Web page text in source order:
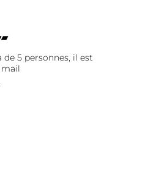
5 personnes, il est
mail